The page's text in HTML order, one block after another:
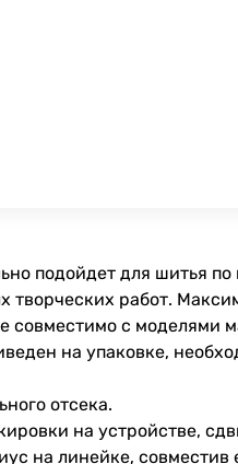
подойдет для шитья
творческих работ.
совместимо с моделями
на упаковке,
отсека.
на устройстве,
на линейке, совместив